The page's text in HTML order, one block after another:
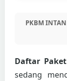
PKBM INTAN
Daftar
sedang